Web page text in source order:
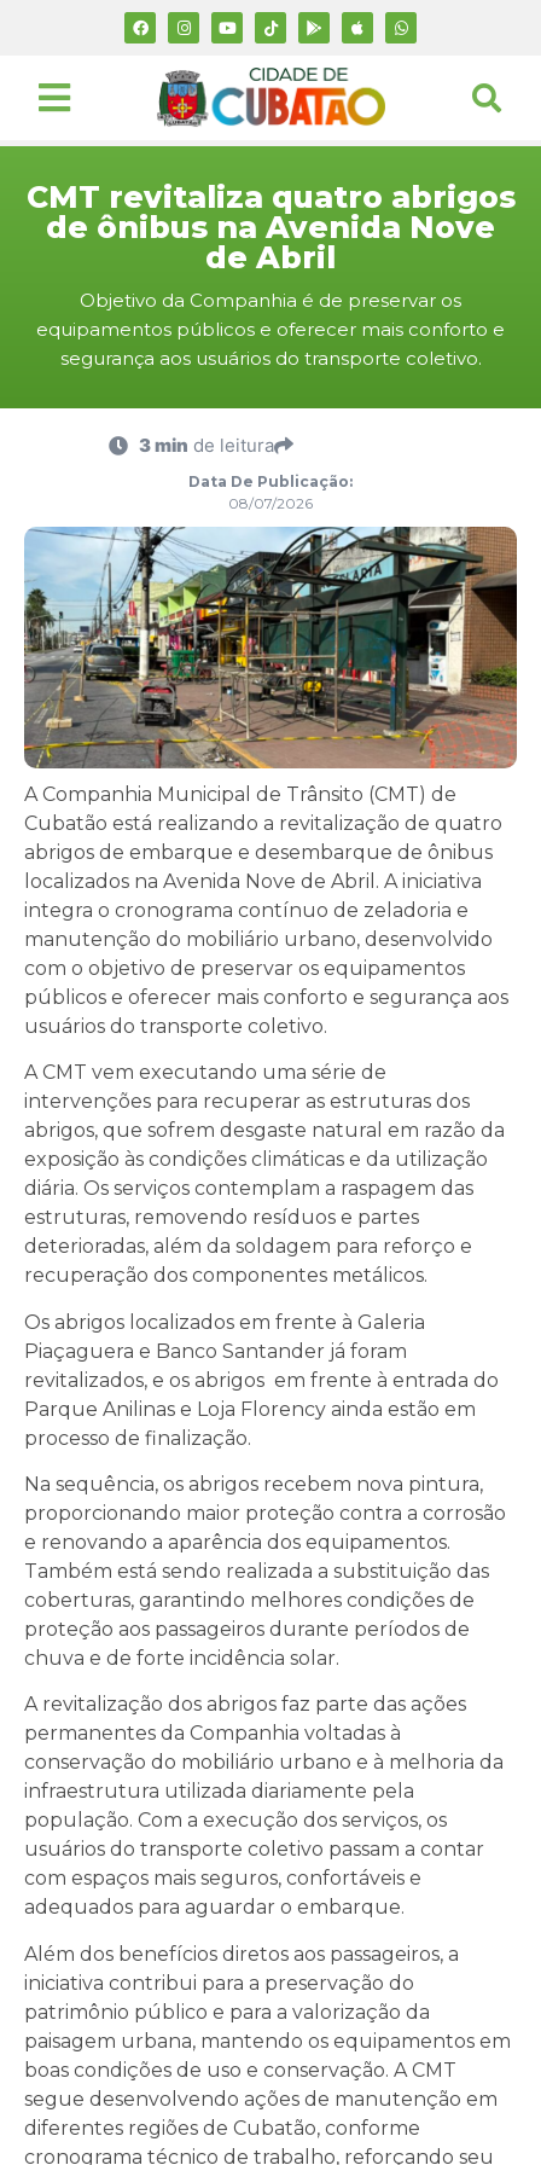
CMT revitaliza quatro abrigos
de ônibus na Avenida Nove
de Abril
Objetivo da Companhia é de preservar os
equipamentos públicos e oferecer mais conforto e
segurança aos usuários do transporte coletivo.
3 min de leitura
Data De Publicação:
08/07/2026
A Companhia Municipal de Trânsito (CMT) de
Cubatão está realizando a revitalização de quatro
abrigos de embarque e desembarque de ônibus
localizados na Avenida Nove de Abril. A iniciativa
integra o cronograma contínuo de zeladoria e
manutenção do mobiliário urbano, desenvolvido
com o objetivo de preservar os equipamentos
públicos e oferecer mais conforto e segurança aos
usuários do transporte coletivo.
A CMT vem executando uma série de
intervenções para recuperar as estruturas dos
abrigos, que sofrem desgaste natural em razão da
exposição às condições climáticas e da utilização
diária. Os serviços contemplam a raspagem das
estruturas, removendo resíduos e partes
deterioradas, além da soldagem para reforço e
recuperação dos componentes metálicos.
Os abrigos localizados em frente à Galeria
Piaçaguera e Banco Santander já foram
revitalizados, e os abrigos em frente à entrada do
Parque Anilinas e Loja Florency ainda estão em
processo de finalização.
Na sequência, os abrigos recebem nova pintura,
proporcionando maior proteção contra a corrosão
e renovando a aparência dos equipamentos.
Também está sendo realizada a substituição das
coberturas, garantindo melhores condições de
proteção aos passageiros durante períodos de
chuva e de forte incidência solar.
A revitalização dos abrigos faz parte das ações
permanentes da Companhia voltadas à
conservação do mobiliário urbano e à melhoria da
infraestrutura utilizada diariamente pela
população. Com a execução dos serviços, os
usuários do transporte coletivo passam a contar
com espaços mais seguros, confortáveis e
adequados para aguardar o embarque.
Além dos benefícios diretos aos passageiros, a
iniciativa contribui para a preservação do
patrimônio público e para a valorização da
paisagem urbana, mantendo os equipamentos em
boas condições de uso e conservação. A CMT
segue desenvolvendo ações de manutenção em
diferentes regiões de Cubatão, conforme
cronograma técnico de trabalho, reforçando seu